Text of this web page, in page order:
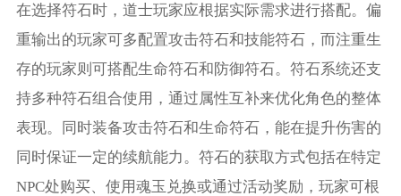
在选择符石时，道士玩家应根据实际需求进行搭配。偏
重输出的玩家可多配置攻击符石和技能符石，而注重生
存的玩家则可搭配生命符石和防御符石。符石系统还支
持多种符石组合使用，通过属性互补来优化角色的整体
表现。同时装备攻击符石和生命符石，能在提升伤害的
同时保证一定的续航能力。符石的获取方式包括在特定
NPC处购买、使用魂玉兑换或通过活动奖励，玩家可根